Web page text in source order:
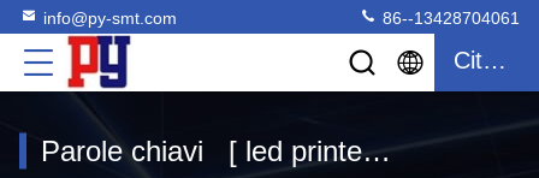
info@py-smt.com 86--13428704061
Citazione
Parole chiavi [ led printed circuit board ] Partita 93 prodotti